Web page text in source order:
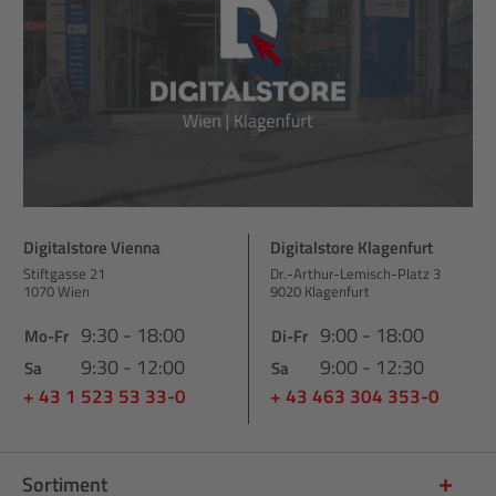
Digitalstore Vienna
Stiftgasse 21
1070 Wien
Mo-Fr 9:30 - 18:00
Sa 9:30 - 12:00
+ 43 1 523 53 33-0
Digitalstore Klagenfurt
Dr.-Arthur-Lemisch-Platz 3
9020 Klagenfurt
Di-Fr 9:00 - 18:00
Sa 9:00 - 12:30
+ 43 463 304 353-0
Sortiment